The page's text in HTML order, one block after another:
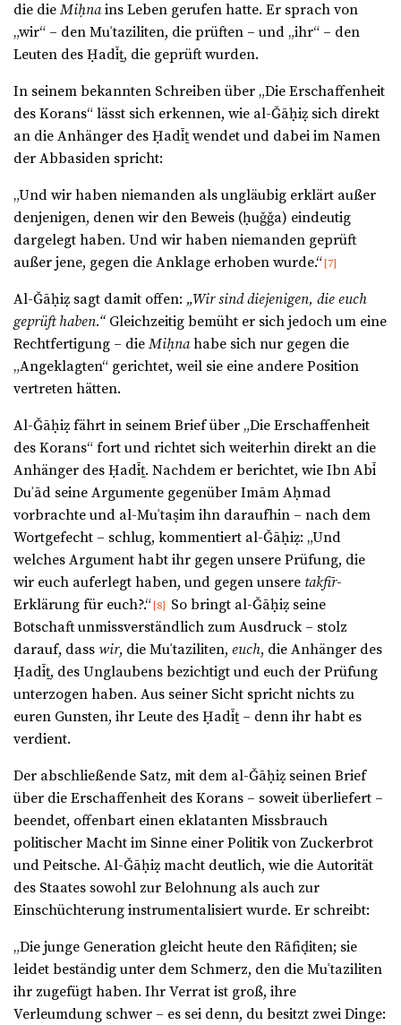
die die Miḥnains Leben gerufen hatte. Er sprach von
„wir“ – den Muʿtaziliten, die prüften – und „ihr“ – den
Leuten des Ḥadīṯ, die geprüft wurden.
In seinem bekannten Schreiben über „Die Erschaffenheit
des Korans“ lässt sich erkennen, wie al-Ǧāḥiẓ sich direkt
an die Anhänger des Ḥadīṯ wendet und dabei im Namen
der Abbasiden spricht:
„Und wir haben niemanden als ungläubig erklärt außer
denjenigen, denen wir den Beweis (ḥuǧǧa) eindeutig
dargelegt haben. Und wir haben niemanden geprüft
außer jene, gegen die Anklage erhoben wurde.“ [7]
Al-Ǧāḥiẓ sagt damit offen: „Wir sind diejenigen, die euch
geprüft haben.“ Gleichzeitig bemüht er sich jedoch um eine
Rechtfertigung – die Miḥnahabe sich nur gegen die
„Angeklagten“ gerichtet, weil sie eine andere Position
vertreten hätten.
Al-Ǧāḥiẓ fährt in seinem Brief über „Die Erschaffenheit
des Korans“ fort und richtet sich weiterhin direkt an die
Anhänger des Ḥadīṯ. Nachdem er berichtet, wie Ibn Abī
Duʾād seine Argumente gegenüber Imām Aḥmad
vorbrachte und al-Muʿtaṣim ihn daraufhin – nach dem
Wortgefecht – schlug, kommentiert al-Ǧāḥiẓ: „Und
welches Argument habt ihr gegen unsere Prüfung, die
wir euch auferlegt haben, und gegen unsere takfīr-
Erklärung für euch?.“ [8] So bringt al-Ǧāḥiẓ seine
Botschaft unmissverständlich zum Ausdruck – stolz
darauf, dass wir, die Muʿtaziliten, euch, die Anhänger des
Ḥadīṯ, des Unglaubens bezichtigt und euch der Prüfung
unterzogen haben. Aus seiner Sicht spricht nichts zu
euren Gunsten, ihr Leute des Ḥadīṯ – denn ihr habt es
verdient.
Der abschließende Satz, mit dem al-Ǧāḥiẓ seinen Brief
über die Erschaffenheit des Korans – soweit überliefert –
beendet, offenbart einen eklatanten Missbrauch
politischer Macht im Sinne einer Politik von Zuckerbrot
und Peitsche. Al-Ǧāḥiẓ macht deutlich, wie die Autorität
des Staates sowohl zur Belohnung als auch zur
Einschüchterung instrumentalisiert wurde. Er schreibt:
„Die junge Generation gleicht heute den Rāfiḍiten; sie
leidet beständig unter dem Schmerz, den die Muʿtaziliten
ihr zugefügt haben. Ihr Verrat ist groß, ihre
Verleumdung schwer – es sei denn, du besitzt zwei Dinge: